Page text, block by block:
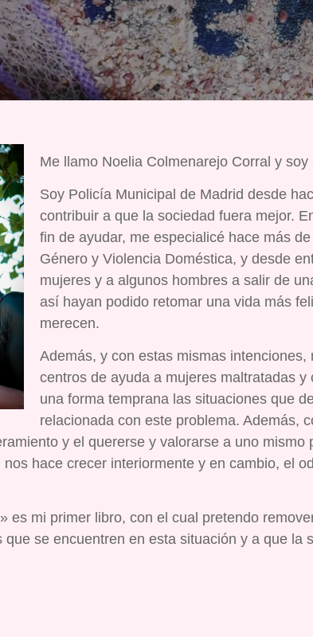
Me llamo Noelia Colmenarejo Corral y
Soy Policía Municipal de Madrid desde
contribuir a que la sociedad fuera mejor.
fin de ayudar, me especialicé hace más
Género y Violencia Doméstica, y desde
mujeres y a algunos hombres a salir de
así hayan podido retomar una vida más
merecen.
Además, y con estas mismas
centros de ayuda a mujeres maltratadas
una forma temprana las situaciones que
relacionada con este problema. Además,
y el quererse y valorarse a uno
hace crecer interiormente y en cambio, el
es mi primer libro, con el cual pretendo
que se encuentren en esta situación y a que